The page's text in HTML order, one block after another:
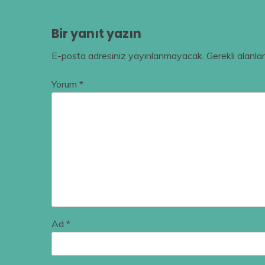
Bir yanıt yazın
E-posta adresiniz yayınlanmayacak. Gerekli alanlar
Yorum *
Ad *